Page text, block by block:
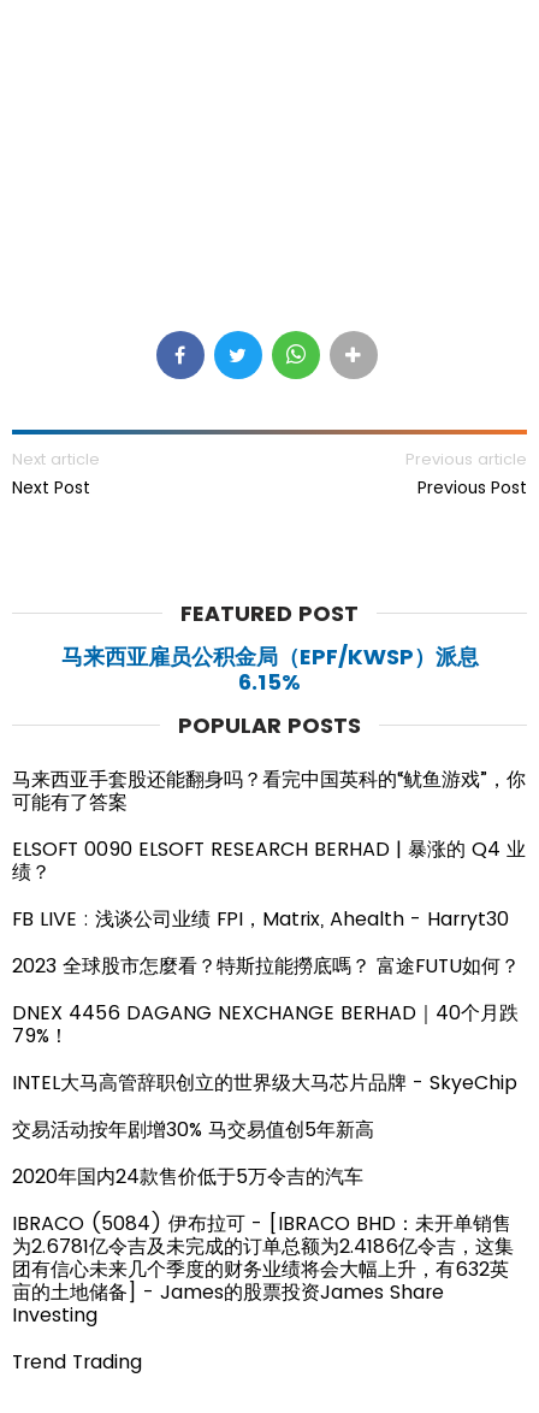
Next article
Next Post
Previous article
Previous Post
FEATURED POST
马来西亚雇员公积金局（EPF/KWSP）派息
6.15%
POPULAR POSTS
马来西亚手套股还能翻身吗？看完中国英科的“鱿鱼游戏”，你
可能有了答案
ELSOFT 0090 ELSOFT RESEARCH BERHAD | 暴涨的 Q4 业
绩？
FB LIVE : 浅谈公司业绩 FPI，Matrix, Ahealth - Harryt30
2023 全球股市怎麼看？特斯拉能撈底嗎？ 富途FUTU如何？
DNEX 4456 DAGANG NEXCHANGE BERHAD｜40个月跌
79%！
INTEL大马高管辞职创立的世界级大马芯片品牌 - SkyeChip
交易活动按年剧增30% 马交易值创5年新高
2020年国内24款售价低于5万令吉的汽车
IBRACO (5084) 伊布拉可 - [IBRACO BHD：未开单销售
为2.6781亿令吉及未完成的订单总额为2.4186亿令吉，这集
团有信心未来几个季度的财务业绩将会大幅上升，有632英
亩的土地储备] - James的股票投资James Share
Investing
Trend Trading